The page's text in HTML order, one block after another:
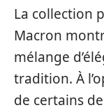
La collection
Macron
mélange
tradition. À
de certains